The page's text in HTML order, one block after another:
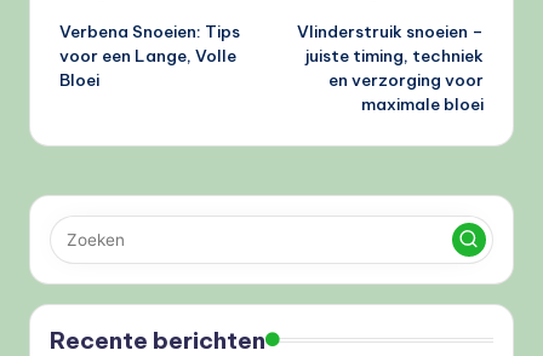
navigatie
Verbena Snoeien: Tips
voor een Lange, Volle
Bloei
Vlinderstruik snoeien –
juiste timing, techniek
en verzorging voor
maximale bloei
Recente berichten